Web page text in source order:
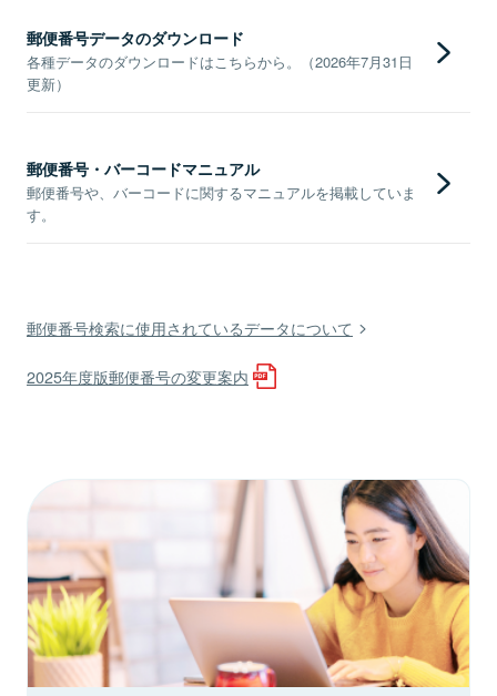
郵便番号データのダウンロード
各種データのダウンロードはこちらから。（2026年7月31日
更新）
郵便番号・バーコードマニュアル
郵便番号や、バーコードに関するマニュアルを掲載していま
す。
郵便番号検索に使用されているデータについて
2025年度版郵便番号の変更案内